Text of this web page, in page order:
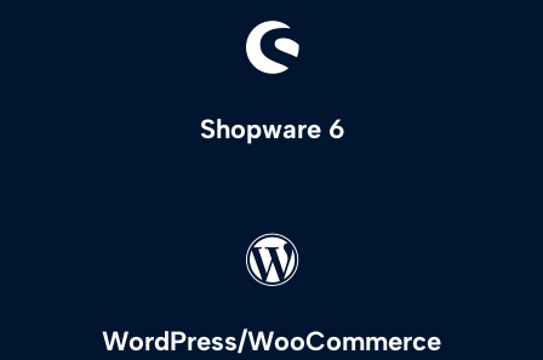
Shopware 6
WordPress/WooCommerce